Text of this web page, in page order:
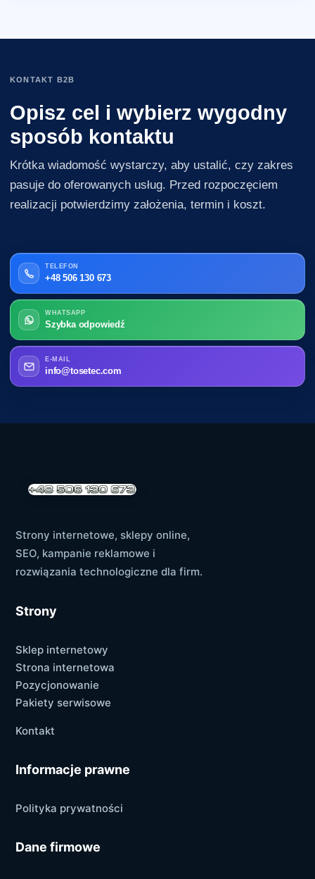
KONTAKT B2B
Opisz cel i wybierz wygodny
sposób kontaktu
Krótka wiadomość wystarczy, aby ustalić, czy zakres
pasuje do oferowanych usług. Przed rozpoczęciem
realizacji potwierdzimy założenia, termin i koszt.
TELEFON
+48 506 130 673
WHATSAPP
Szybka odpowiedź
E-MAIL
info@tosetec.com
Strony internetowe, sklepy online,
SEO, kampanie reklamowe i
rozwiązania technologiczne dla firm.
Strony
Sklep internetowy
Strona internetowa
Pozycjonowanie
Pakiety serwisowe
Kontakt
Informacje prawne
Polityka prywatności
Dane firmowe